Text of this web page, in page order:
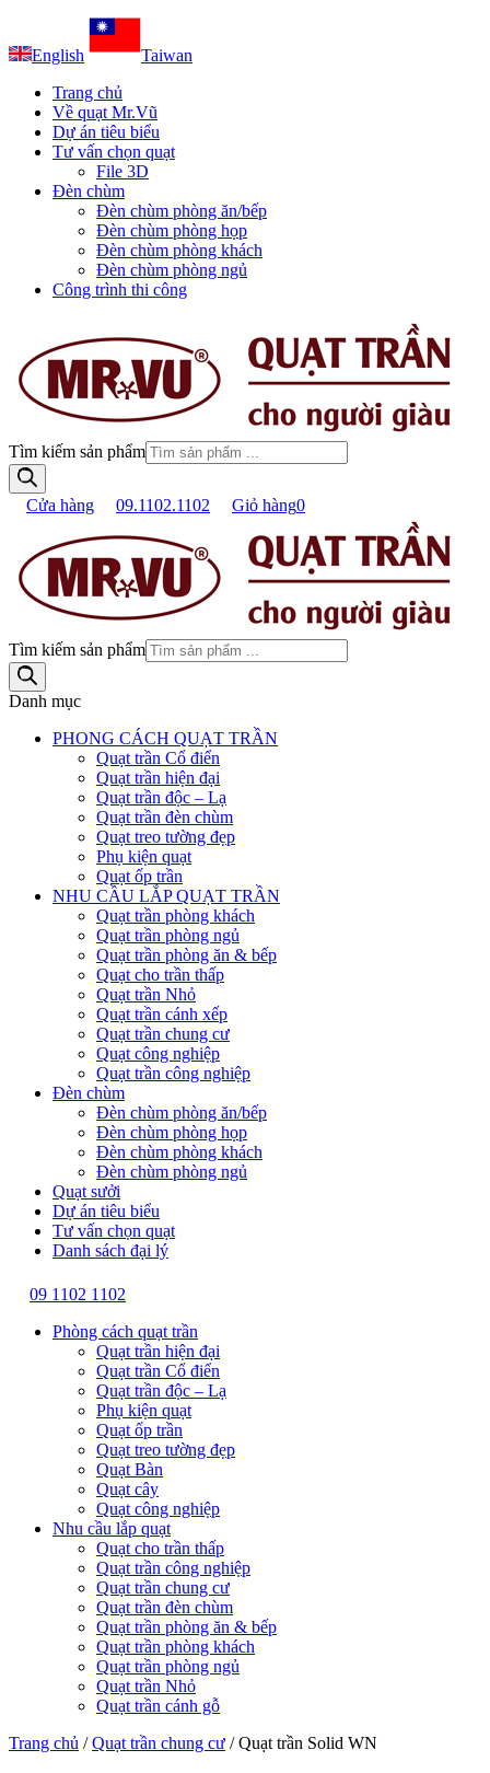
English
Taiwan
Trang chủ
Về quạt Mr.Vũ
Dự án tiêu biểu
Tư vấn chọn quạt
File 3D
Đèn chùm
Đèn chùm phòng ăn/bếp
Đèn chùm phòng họp
Đèn chùm phòng khách
Đèn chùm phòng ngủ
Công trình thi công
Tìm kiếm sản phẩm
Cửa hàng 09.1102.1102 Giỏ hàng0
Tìm kiếm sản phẩm
Danh mục
PHONG CÁCH QUẠT TRẦN
Quạt trần Cổ điển
Quạt trần hiện đại
Quạt trần độc – Lạ
Quạt trần đèn chùm
Quạt treo tường đẹp
Phụ kiện quạt
Quạt ốp trần
NHU CẦU LẮP QUẠT TRẦN
Quạt trần phòng khách
Quạt trần phòng ngủ
Quạt trần phòng ăn & bếp
Quạt cho trần thấp
Quạt trần Nhỏ
Quạt trần cánh xếp
Quạt trần chung cư
Quạt công nghiệp
Quạt trần công nghiệp
Đèn chùm
Đèn chùm phòng ăn/bếp
Đèn chùm phòng họp
Đèn chùm phòng khách
Đèn chùm phòng ngủ
Quạt sưởi
Dự án tiêu biểu
Tư vấn chọn quạt
Danh sách đại lý
09 1102 1102
Phòng cách quạt trần
Quạt trần hiện đại
Quạt trần Cổ điển
Quạt trần độc – Lạ
Phụ kiện quạt
Quạt ốp trần
Quạt treo tường đẹp
Quạt Bàn
Quạt cây
Quạt công nghiệp
Nhu cầu lắp quạt
Quạt cho trần thấp
Quạt trần công nghiệp
Quạt trần chung cư
Quạt trần đèn chùm
Quạt trần phòng ăn & bếp
Quạt trần phòng khách
Quạt trần phòng ngủ
Quạt trần Nhỏ
Quạt trần cánh gỗ
Trang chủ /Quạt trần chung cư /Quạt trần Solid WN